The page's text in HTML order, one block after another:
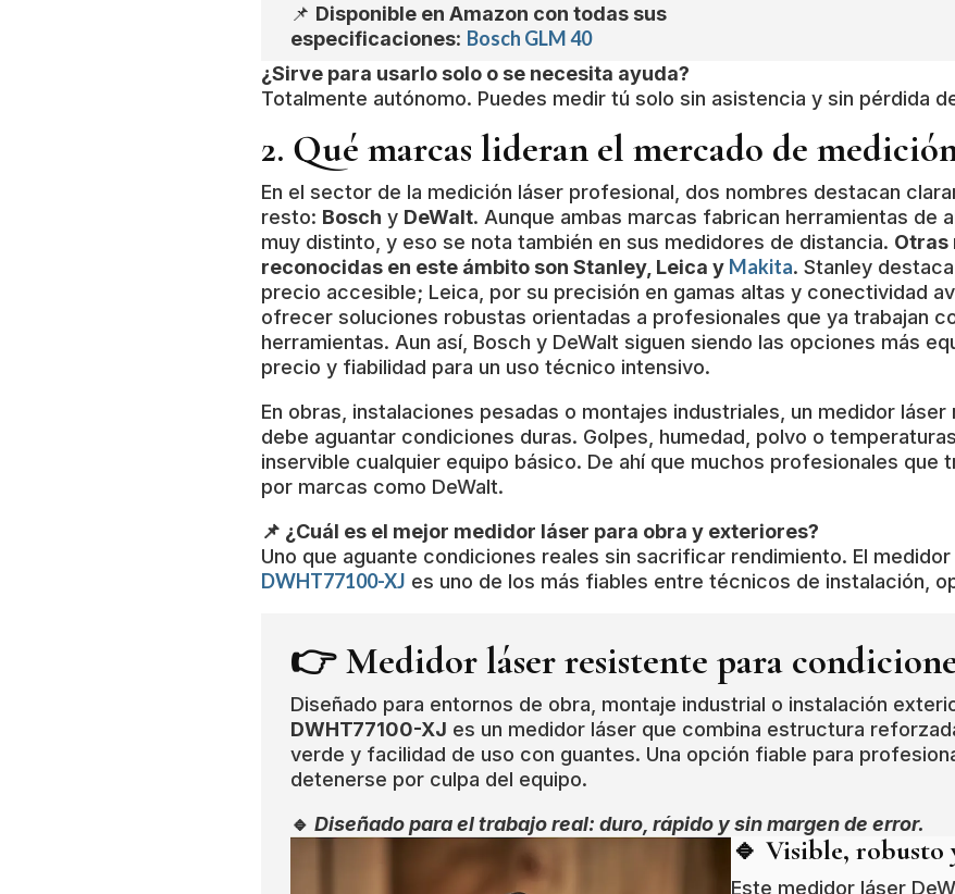
📌 Disponible en Amazon con todas sus
especificaciones: Bosch GLM 40
¿Sirve para usarlo solo o se necesita ayuda?
Totalmente autónomo. Puedes medir tú solo sin asistencia y sin pérdida
2. Qué marcas lideran el mercado de
En el sector de la medición láser profesional, dos nombres destacan
resto: Bosch y DeWalt. Aunque ambas marcas fabrican herramientas de
muy distinto, y eso se nota también en sus medidores de distancia. Otras
reconocidas en este ámbito son Stanley, Leica y Makita. Stanley
precio accesible; Leica, por su precisión en gamas altas y conectividad
ofrecer soluciones robustas orientadas a profesionales que ya trabajan
herramientas. Aun así, Bosch y DeWalt siguen siendo las opciones más
precio y fiabilidad para un uso técnico intensivo.
En obras, instalaciones pesadas o montajes industriales, un medidor
debe aguantar condiciones duras. Golpes, humedad, polvo o
inservible cualquier equipo básico. De ahí que muchos profesionales que
por marcas como DeWalt.
📌 ¿Cuál es el mejor medidor láser para obra y exteriores?
Uno que aguante condiciones reales sin sacrificar rendimiento. El
DWHT77100-XJ es uno de los más fiables entre técnicos de instalación,
👉 Medidor láser resistente para
Diseñado para entornos de obra, montaje industrial o instalación
DWHT77100-XJ es un medidor láser que combina estructura
verde y facilidad de uso con guantes. Una opción fiable para
detenerse por culpa del equipo.
🔹 Diseñado para el trabajo real: duro, rápido y sin margen de error.
🔹 Visible, robusto
Este medidor láser